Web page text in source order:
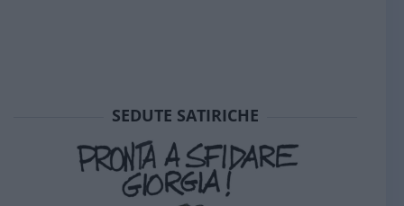
SEDUTE SATIRICHE